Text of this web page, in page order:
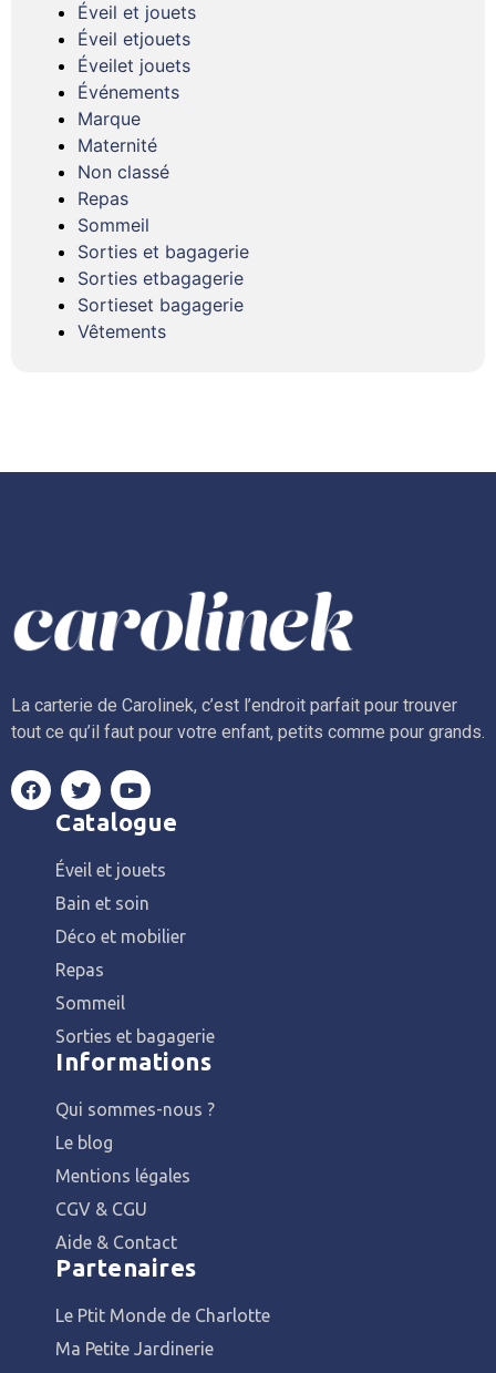
Éveil et jouets
Éveil etjouets
Éveilet jouets
Événements
Marque
Maternité
Non classé
Repas
Sommeil
Sorties et bagagerie
Sorties etbagagerie
Sortieset bagagerie
Vêtements
La carterie de Carolinek, c’est l’endroit parfait pour trouver
tout ce qu’il faut pour votre enfant, petits comme pour grands.
Catalogue
Éveil et jouets
Bain et soin
Déco et mobilier
Repas
Sommeil
Sorties et bagagerie
Informations
Qui sommes-nous ?
Le blog
Mentions légales
CGV & CGU
Aide & Contact
Partenaires
Le Ptit Monde de Charlotte
Ma Petite Jardinerie